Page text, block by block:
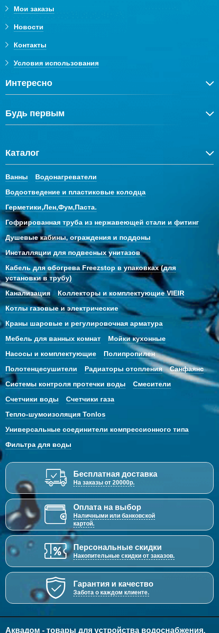
Мои заказы
Новости
Контакты
Условия использования
Интересно
Будь первым
Каталог
Ванны
Водонагреватели
Водоотведение и пластиковые колодца
Герметики,Лен,Фум,Паста.
Гофрированная труба из нержавеющей стали и фитинг
Душевые кабины, ограждения и поддоны
Инсталляции для подвесных унитазов
Кабель для обогрева Freezstop в упаковках (для
установки в трубу)
Канализация
Коллекторы и комплектующие VIEIR
Котлы газовые и электрические
Краны шаровые и регулировочная арматура
Мебель для ванных комнат
Мойки кухонные
Насосы и комплектующие
Полипропилен
Полотенцесушители
Радиаторы отопления
Санфаянс
Системы контроля протечки воды
Смесители
Счетчики воды
Счетчики газа
Тепло-шумоизоляция Tonlos
Универсальные соединители компрессионного типа
Фильтра для воды
Бесплатная доставка
На заказы от 20000р.
Оплата на выбор
Наличными или банковской
картой.
Персональные скидки
Накопительные скидки от заказов.
Гарантия и качество
Забота о каждом клиенте.
Аквадом - товары для устройства водоснабжения,